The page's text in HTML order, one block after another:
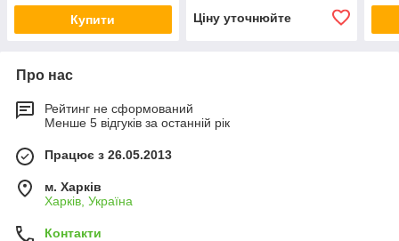
Купити Ціну уточнюйте
Про нас
Рейтинг не сформований
Менше 5 відгуків за останній рік
Працює з 26.05.2013
м. Харків
Харків, Україна
Контакти